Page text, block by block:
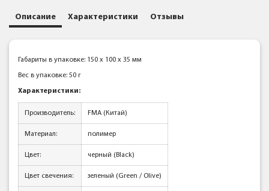
Описание Характеристики Отзывы
Габариты в упаковке: 150 x 100 x 35 мм
Вес в упаковке: 50 г
Характеристики:
Производитель: FMA (Китай)
Материал: полимер
Цвет: черный (Black)
Цвет свечения: зеленый (Green / Olive)